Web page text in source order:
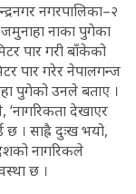
नगरपालिका–२
नाका पुगेका
पार गरी बाँकेको
पार गरेर नेपालगन्ज
पुगेको उनले बताए ।
देखाएर
। साह्रै दुःख भयो,
नागरिकले
छ ।